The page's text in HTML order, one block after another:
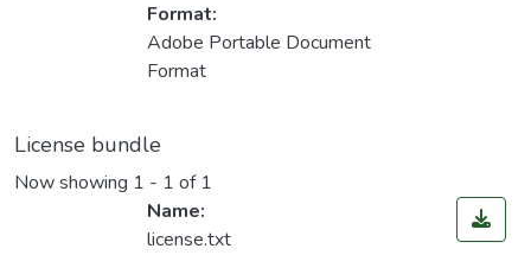
Format:
Adobe Portable Document
Format
License bundle
Now showing 1 - 1 of 1
Name:
license.txt